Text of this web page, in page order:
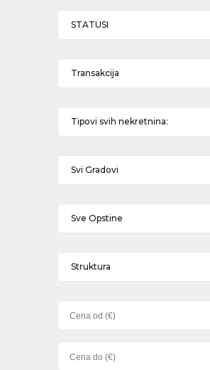
STATUSI
Transakcija
Tipovi svih nekretnina:
Svi Gradovi
Sve Opstine
Struktura